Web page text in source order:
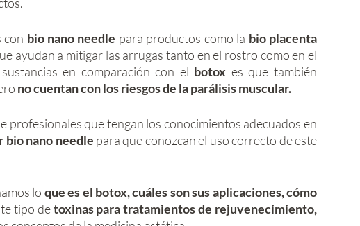
con bio nano needle para productos como la bio placenta
ayudan a mitigar las arrugas tanto en el rostro como en el
en comparación con el botox es que también
no cuentan con los riesgos de la parálisis muscular.
bio nano needle para que conozcan el uso correcto de este
lo que es el botox, cuáles son sus aplicaciones, cómo
tipo de toxinas para tratamientos de rejuvenecimiento,